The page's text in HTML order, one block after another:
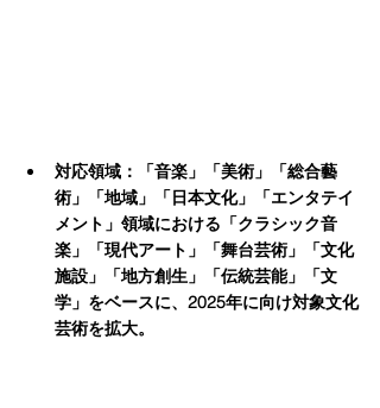
対応領域：「音楽」「美術」「総合藝
術」「地域」「日本文化」「エンタテイ
メント」領域における「クラシック音
楽」「現代アート」「舞台芸術」「文化
施設」「地方創生」「伝統芸能」「文
学」をベースに、2025年に向け対象文化
芸術を拡大。